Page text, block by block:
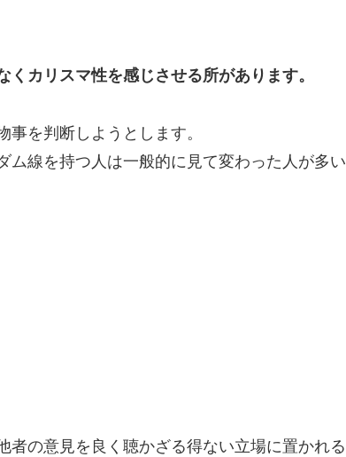
カリスマ性を感じさせる所があります。
を判断しようとします。
ム線を持つ人は一般的に見て変わった人が多い
の意見を良く聴かざる得ない立場に置かれる